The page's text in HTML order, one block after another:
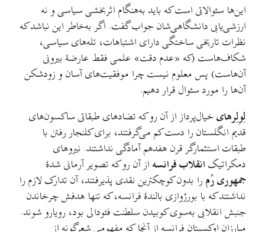
این‌ها سئوالاتی است که باید به‌هنگام اثربخشی سیاسی و نه
ارزشی‌یابی دانشگاهی‌شان جواب گفت. اگر به‌خاطر این نباشد که
نظرات تاریخی ساختگی دارای اشتباهات، تله‌های سیاسی،
شکاف‌هاست (که «عدم دقت» علمی فقط عارضهٔ بیرونی
آن‌هاست) پس معلوم نیست چرا موفقیت‌های آسان و زودشکن
آن‌ها را مورد سئوال قرار دهیم.
لِوِلِرهایخیال‌پرداز از آن رو که تضاد‌های طبقاتی ساکسون‌های
قدیم انگلستان را دست کم می‌گرفتند، برای کلنجار رفتن با
طبقات استثمارگر قرن هفدهم آمادگی نداشتند. نیروهای
دمکراتیک انقلاب فرانسه از آن رو که تصویر آرمانی شدهٔ
جمهوری رُم را بدون کوچکترین نقدی پذیرفتند، آن تدارک لازم را
نداشتند که با بورژوازی بالندهٔ فرانسه، که تنها هدفش چرخاندن
جنبش انقلابی به‌سوی کوبیدن سلطنت فئودالی بود، رویارو شوند.
مبارزان اوکسیتان فرانسه از آنجا که مفهومی شعرگونه از